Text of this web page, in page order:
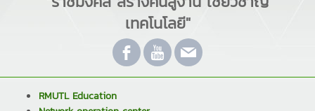
เทคโนโลยี"
RMUTL Education